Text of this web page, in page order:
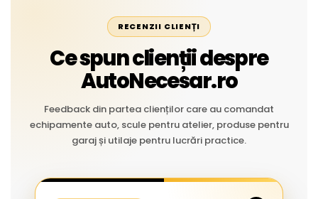
RECENZII CLIENȚI
Ce spun clienții despre
AutoNecesar.ro
Feedback din partea clienților care au comandat
echipamente auto, scule pentru atelier, produse pentru
garaj și utilaje pentru lucrări practice.